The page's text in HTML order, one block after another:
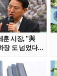
훈 시장, "與
장 도 넘었다"